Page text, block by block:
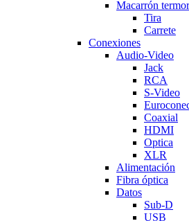
Macarrón
Tira
Carrete
Conexiones
Audio-Video
Jack
RCA
S-Video
Coaxial
HDMI
Optica
XLR
Alimentación
Fibra óptica
Datos
Sub-D
USB